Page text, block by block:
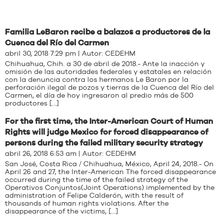
Familia LeBaron recibe a balazos a productores de la
Cuenca del Río del Carmen
abril 30, 2018 7:29 pm | Autor: CEDEHM
Chihuahua, Chih. a 30 de abril de 2018.- Ante la inacción y
omisión de las autoridades federales y estatales en relación
con la denuncia contra los hermanos Le Baron por la
perforación ilegal de pozos y tierras de la Cuenca del Río del
Carmen, el día de hoy ingresaron al predio más de 500
productores […]
For the first time, the Inter-American Court of Human
Rights will judge Mexico for forced disappearance of
persons during the failed military security strategy
abril 26, 2018 6:53 am | Autor: CEDEHM
San José, Costa Rica / Chihuahua, México, April 24, 2018.- On
April 26 and 27, the Inter-American The forced disappearance
occurred during the time of the failed strategy of the
Operativos Conjuntos(Joint Operations) implemented by the
administration of Felipe Calderón, with the result of
thousands of human rights violations. After the
disappearance of the victims, […]